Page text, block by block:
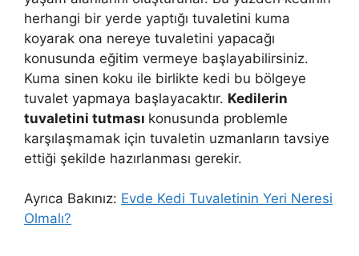
herhangi bir yerde yaptığı tuvaletini kuma
koyarak ona nereye tuvaletini yapacağı
konusunda eğitim vermeye başlayabilirsiniz.
Kuma sinen koku ile birlikte kedi bu bölgeye
tuvalet yapmaya başlayacaktır. Kedilerin
tuvaletini tutması konusunda problemle
karşılaşmamak için tuvaletin uzmanların tavsiye
ettiği şekilde hazırlanması gerekir.
Ayrıca Bakınız: Evde Kedi Tuvaletinin Yeri Neresi
Olmalı?